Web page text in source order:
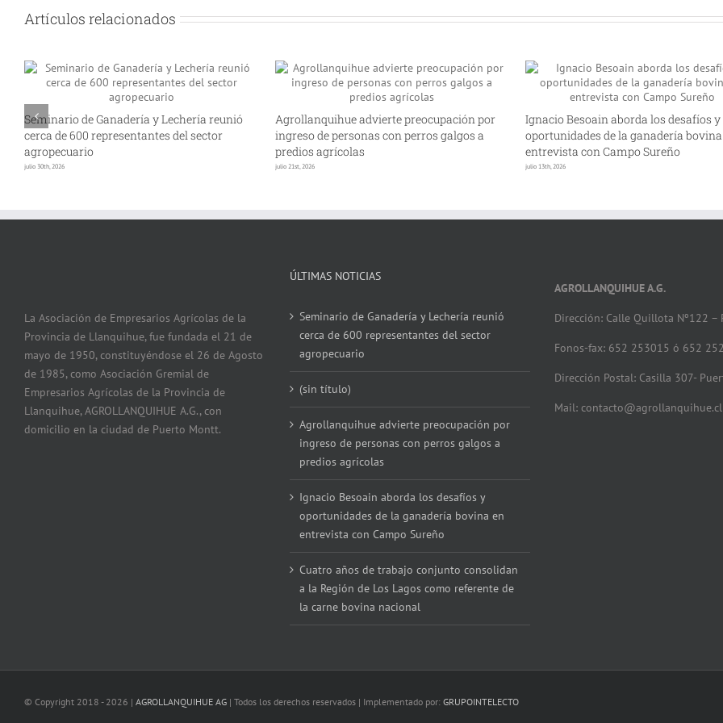
Artículos relacionados
Seminario de Ganadería y Lechería reunió
cerca de 600 representantes del sector
agropecuario
julio 30th, 2026
Agrollanquihue advierte preocupación por
ingreso de personas con perros galgos a
predios agrícolas
julio 21st, 2026
Ignacio Besoain aborda los desafíos y
oportunidades de la ganadería
entrevista con Campo Sureño
julio 13th, 2026
La Asociación de Empresarios Agrícolas de la
Provincia de Llanquihue, fue fundada el 21 de
mayo de 1950, constituyéndose el 26 de Agosto
de 1985, como Asociación Gremial de
Empresarios Agrícolas de la Provincia de
Llanquihue, AGROLLANQUIHUE A.G., con
domicilio en la ciudad de Puerto Montt.
ÚLTIMAS NOTICIAS
Seminario de Ganadería y Lechería reunió
cerca de 600 representantes del sector
agropecuario
(sin título)
Agrollanquihue advierte preocupación por
ingreso de personas con perros galgos a
predios agrícolas
Ignacio Besoain aborda los desafíos y
oportunidades de la ganadería bovina en
entrevista con Campo Sureño
Cuatro años de trabajo conjunto consolidan
a la Región de Los Lagos como referente de
la carne bovina nacional
AGROLLANQUIHUE A.G.
Dirección: Calle Quillota Nº122
Fonos-fax: 652 253015 ó 652
Dirección Postal: Casilla 307-
Mail: contacto@agrollanquihue.cl
© Copyright 2018 - 2026 | AGROLLANQUIHUE AG | Todos los derechos reservados | Implementado por: GRUPOINTELECTO